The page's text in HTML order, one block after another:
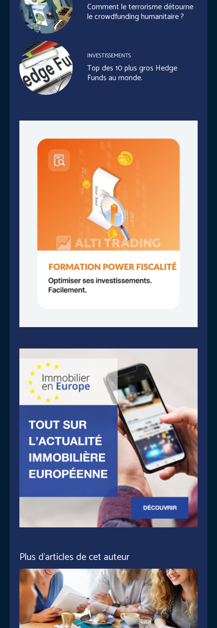
Comment le terrorisme détourne
le crowdfunding humanitaire ?
INVESTISSEMENTS
Top des 10 plus gros Hedge
Funds au monde.
Plus d'articles de cet auteur